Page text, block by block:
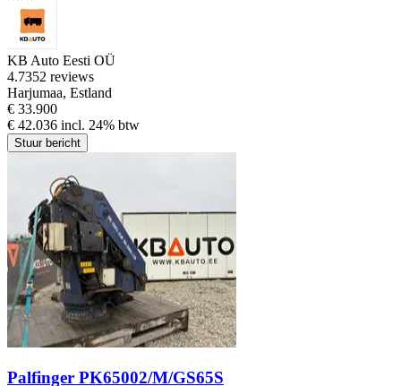
KB Auto Eesti OÜ
4.7352 reviews
Harjumaa, Estland
€ 33.900
€ 42.036 incl. 24% btw
Stuur bericht
Palfinger PK65002/M/GS65S